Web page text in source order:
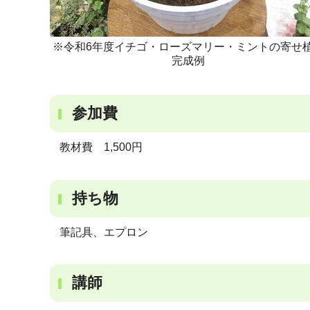
※令和6年度イチゴ・ローズマリー・ミントの寄せ
完成例
参加費
教材費 1,500円
持ち物
筆記具、エプロン
講師